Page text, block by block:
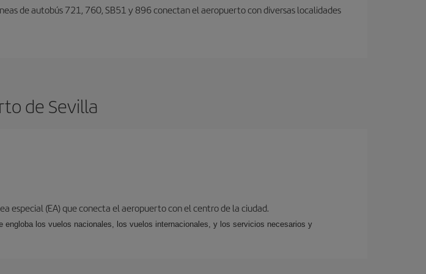
de autobús 721, 760, SB51 y 896 conectan el aeropuerto con diversas localidades
de Sevilla
especial (EA) que conecta el aeropuerto con el centro de la ciudad.
engloba los vuelos nacionales, los vuelos internacionales, y los servicios necesarios y